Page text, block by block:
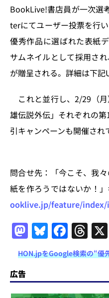
BookLive!書店員が一次選
terにてユーザー投票を行
優秀作品に選ばれた表紙
サムネイルとして採用さ
が贈呈される。詳細は下記
これと並行し、2/29（
雄伝説外伝」それぞれの
引キャンペーンも開催され
問合せ先：「今こそ、我
紙を作ろうではないか！
ooklive.jp/feature/index/
M
a
st
o
Bl
u
e
s
F
a
c
e
T
h
re
a
HON.jpをGoogle検索の“優
広告